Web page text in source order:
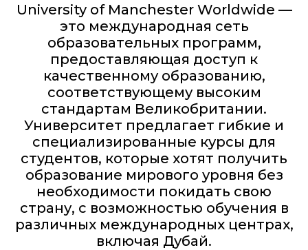
University of Manchester Worldwide —
это международная сеть
образовательных программ,
предоставляющая доступ к
качественному образованию,
соответствующему высоким
стандартам Великобритании.
Университет предлагает гибкие и
специализированные курсы для
студентов, которые хотят получить
образование мирового уровня без
необходимости покидать свою
страну, с возможностью обучения в
различных международных центрах,
включая Дубай.